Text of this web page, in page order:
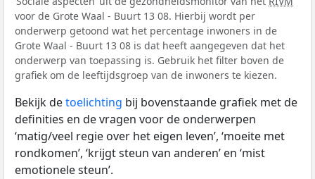
voor de Grote Waal - Buurt 13 08. Hierbij wordt per
onderwerp getoond wat het percentage inwoners in de
Grote Waal - Buurt 13 08 is dat heeft aangegeven dat het
onderwerp van toepassing is. Gebruik het filter boven de
grafiek om de leeftijdsgroep van de inwoners te kiezen.
Bekijk detoelichting bij bovenstaande grafiek met de
definities en de vragen voor de onderwerpen
‘matig/veel regie over het eigen leven’, ‘moeite met
rondkomen’, ‘krijgt steun van anderen’ en ‘mist
emotionele steun’.